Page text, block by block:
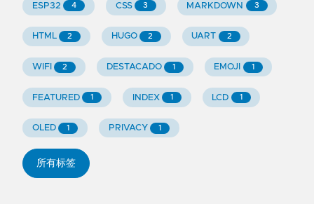
ESP32 4 CSS 3 MARKDOWN 3
HTML 2 HUGO 2 UART 2
WIFI 2 DESTACADO 1 EMOJI 1
FEATURED 1 INDEX 1 LCD 1
OLED 1 PRIVACY 1
所有标签